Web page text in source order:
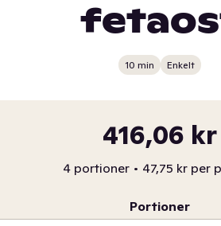
10 min Enkelt
416,06 kr
4 portioner • 47,75 kr per
Portioner